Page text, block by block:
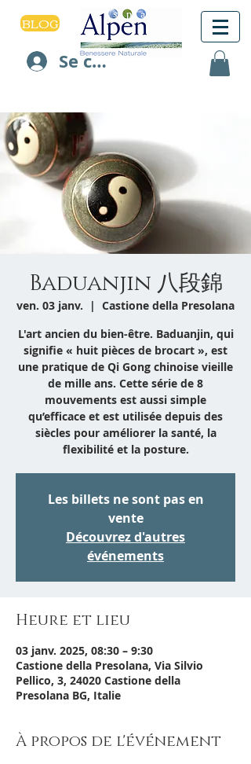
BLOG
Se connecter
Baduanjin 八段錦
ven. 03 janv.
  |
Castione della Presolana
L'art ancien du bien-être. Baduanjin, qui
signifie « huit pièces de brocart », est
une pratique de Qi Gong chinoise vieille
de mille ans. Cette série de 8
mouvements est aussi simple
qu’efficace et est utilisée depuis des
siècles pour améliorer la santé, la
flexibilité et la posture.
Les billets ne sont pas en
vente
Découvrez d'autres
événements
Heure et lieu
03 janv. 2025, 08:30 – 9:30
Castione della Presolana, Via Silvio
Pellico, 3, 24020 Castione della
Presolana BG, Italie
À propos de l'événement